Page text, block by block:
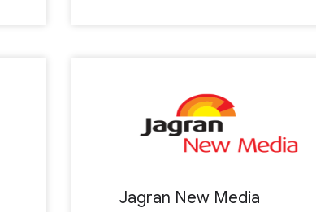
Jagran New Media